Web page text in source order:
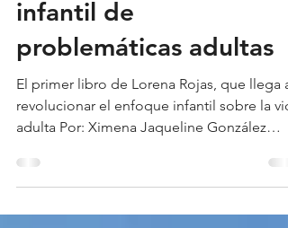
Plantas": una visión
infantil de
problemáticas adultas
El primer libro de Lorena Rojas, que llega a
adulta Por: Ximena Jaqueline González
Correa...